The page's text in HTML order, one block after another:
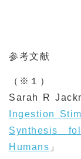
参考文献
（※１）
Sarah R
Ingestion
Synthesis
Humans 」